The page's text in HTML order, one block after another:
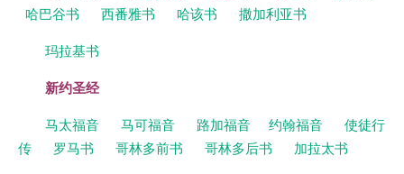
哈巴谷书
西番雅书 哈该书
撒加利亚书
玛拉基书
新约圣经
马太福音 马可福音 路加福音 约翰福音
使徒行
传
罗马书 哥林多前书 哥林多后书
加拉太书